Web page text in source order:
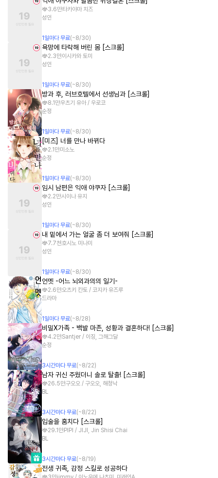
3.6만타카야마 치즈
성인
1 일마다 무료(~8/30)
욕망에 타락해 버린 몸 [스크롤]
2.3만이시카와 토미
성인
1 일마다 무료(~8/30)
방과 후, 러브호텔에서 선생님과 [스크롤]
8.1만우츠기 유아 / 우로코
순정
1 일마다 무료(~8/30)
[미즈] 너를 만나 바뀌다
2.1만미소노
순정
1 일마다 무료(~8/30)
임시 남편은 익애 야쿠자 [스크롤]
2.2만시이나 유지
성인
1 일마다 무료(~8/30)
내 밑에서 가는 얼굴 좀 더 보여줘 [스크롤]
7.7천호시노 미나미
성인
1 일마다 무료(~8/30)
언멧 -어느 뇌외과의의 일기-
2.6만오츠키 칸토 / 코지카 유즈루
드라마
1 일마다 무료(~8/28)
비밀X가족 - 백발 마존, 성황과 결혼하다! [스크롤]
4.2만Santjer / 이징, 그해그달
순정
3시간마다 무료(~8/22)
남자 귀신 주웠더니 솔로 탈출! [스크롤]
26.5만구오오 / 구오오, 해청낙
BL
3시간마다 무료(~8/22)
입술을 훔치다 [스크롤]
29.1만 PIPI / JIJI, Jin Shisi Chai
BL
3시간마다 무료(~8/19)
전생 귀족, 감정 스킬로 성공하다